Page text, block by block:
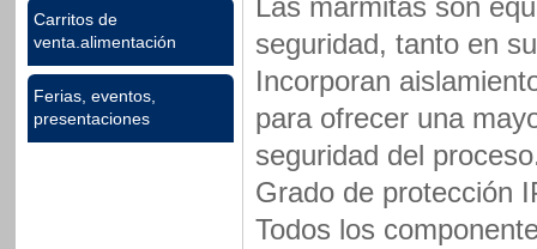
Carritos de
venta.alimentación
Ferias, eventos,
presentaciones
Las marmitas son
seguridad, tanto en
Incorporan
para ofrecer una
seguridad del
Grado de protección
Todos los